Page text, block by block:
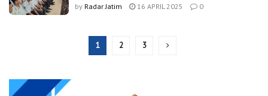
by Radar Jatim 16 APRIL 2025 0
1 2 3